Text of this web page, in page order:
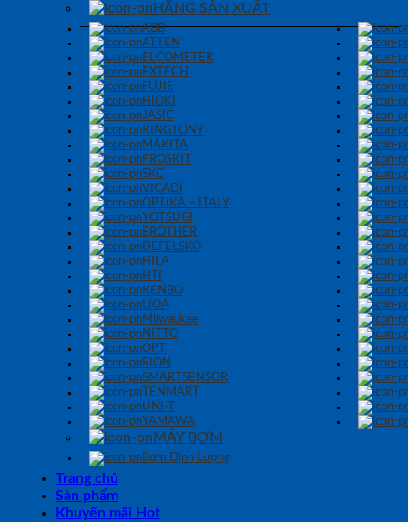
HÃNG SẢN XUẤT
ABB
ATTEN
ELCOMETER
EXTECH
FUJIE
HIOKI
JASIC
KINGTONY
MAKITA
PROSKIT
SKC
VICADI
OPTIKA – ITALY
YOTSUGI
BROTHER
DEFELSKO
HILA
HTI
KENBO
LIOA
Milwaukee
NITTO
OPT
RION
SMARTSENSOR
TENMART
UNI-T
YAMAWA
MÁY BƠM
Bơm Định Lượng
Trang chủ
Sản phẩm
Khuyến mãi Hot